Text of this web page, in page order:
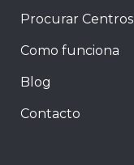
Procurar Centros
Como funciona
Blog
Contacto